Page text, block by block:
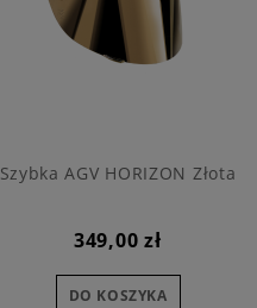
Szybka AGV HORIZON Złota
349,00 zł
DO KOSZYKA